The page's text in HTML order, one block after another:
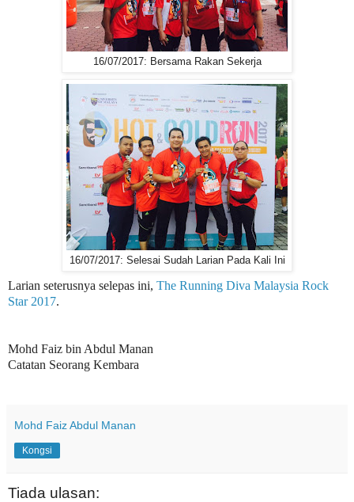
16/07/2017: Bersama Rakan Sekerja
16/07/2017: Selesai Sudah Larian Pada Kali Ini
Larian seterusnya selepas ini, The Running Diva Malaysia Rock
Star 2017.
Mohd Faiz bin Abdul Manan
Catatan Seorang Kembara
Mohd Faiz Abdul Manan
Kongsi
Tiada ulasan: